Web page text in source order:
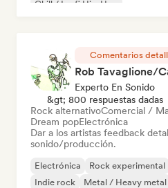
Chill / Lo-fi Hip-Hop
Comentarios
Rob Tavaglione/
Experto En Sonido
&gt; 800 respuestas dadas
Rock alternativoComercial /
Dream popElectrónica
Dar a los artistas feedback
sonido/producción.
Electrónica Rock experimental
Indie rock
Metal / Heavy metal